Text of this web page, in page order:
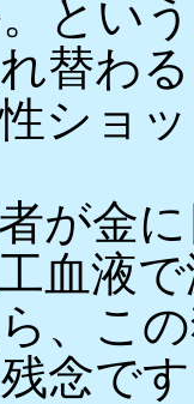
とい
替わ
ショ
が金
血液
、こ
念で